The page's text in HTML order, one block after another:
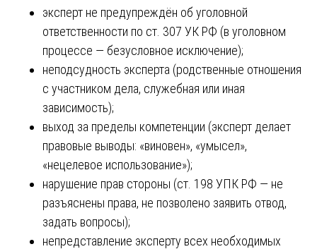
эксперт не предупреждён об уголовной
ответственности по ст. 307 УК РФ (в уголовном
процессе — безусловное исключение);
неподсудность эксперта (родственные отношения
с участником дела, служебная или иная
зависимость);
выход за пределы компетенции (эксперт делает
правовые выводы: «виновен», «умысел»,
«нецелевое использование»);
нарушение прав стороны (ст. 198 УПК РФ — не
разъяснены права, не позволено заявить отвод,
задать вопросы);
непредставление эксперту всех необходимых